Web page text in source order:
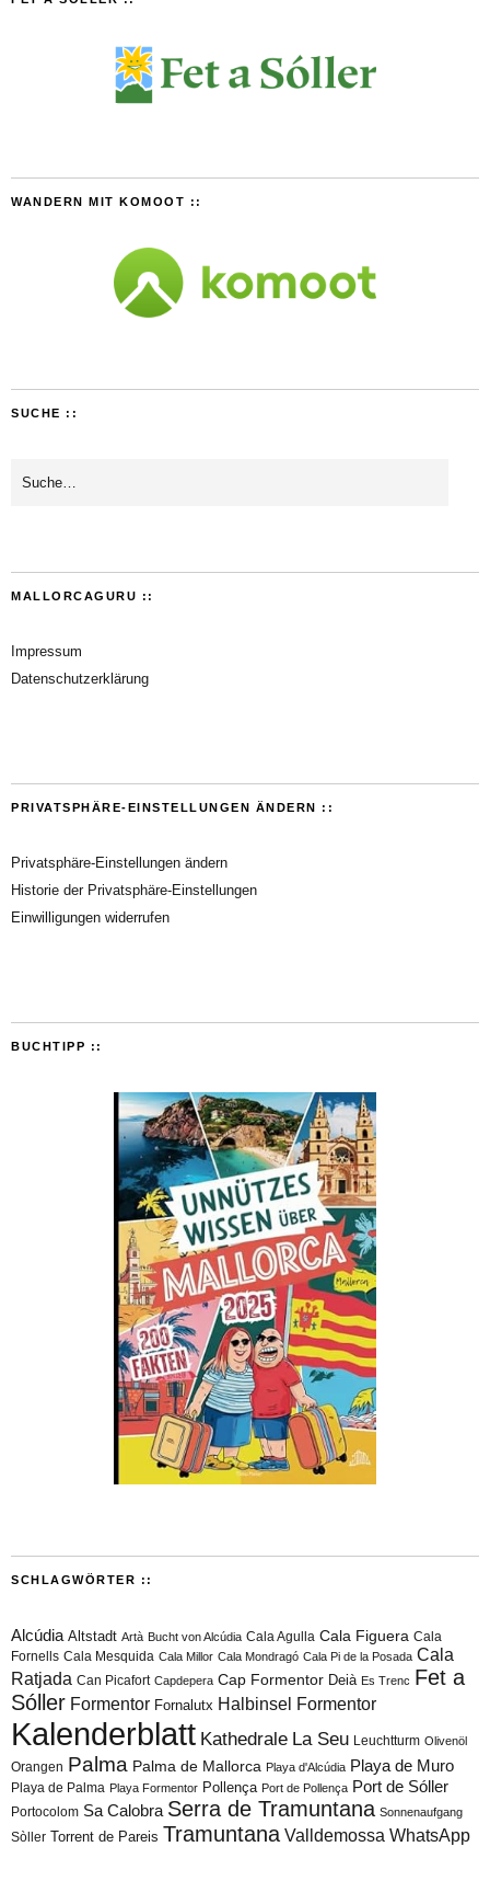
WANDERN MIT KOMOOT ::
SUCHE ::
MALLORCAGURU ::
Impressum
Datenschutzerklärung
PRIVATSPHÄRE-EINSTELLUNGEN ÄNDERN ::
Privatsphäre-Einstellungen ändern
Historie der Privatsphäre-Einstellungen
Einwilligungen widerrufen
BUCHTIPP ::
SCHLAGWÖRTER ::
Alcúdia Altstadt Artà Bucht von Alcúdia Cala Agulla Cala Figuera Cala
Fornells Cala Mesquida Cala Millor Cala Mondragó Cala Pi de la Posada Cala
Ratjada Can Picafort Capdepera Cap Formentor Deià Es Trenc Fet a
Sóller Formentor Fornalutx Halbinsel Formentor
Kalenderblatt Kathedrale La Seu Leuchtturm Olivenöl
Orangen Palma Palma de Mallorca Playa d'Alcúdia Playa de Muro
Playa de Palma Playa Formentor Pollença Port de Pollença Port de Sóller
Portocolom Sa Calobra Serra de Tramuntana Sonnenaufgang
Sòller Torrent de Pareis Tramuntana Valldemossa WhatsApp